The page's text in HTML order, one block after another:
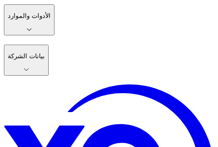
الأدوات والموارد
بيانات الشركة